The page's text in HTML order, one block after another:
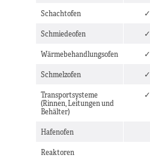
Schachtofen
✓
Schmiedeofen
✓
Wärmebehandlungsofen
✓
Schmelzofen
✓
Transportsysteme
(Rinnen, Leitungen und
Behälter)
✓
Hafenofen
Reaktoren